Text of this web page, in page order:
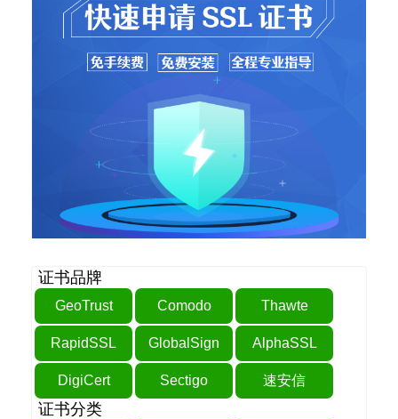
证书品牌
GeoTrust Comodo Thawte
RapidSSL GlobalSign AlphaSSL
DigiCert Sectigo 速安信
证书分类